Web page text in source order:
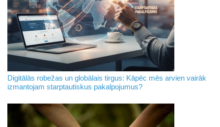
Digitālās robežas un globālais tirgus: Kāpēc mēs arvien vairāk
izmantojam starptautiskus pakalpojumus?